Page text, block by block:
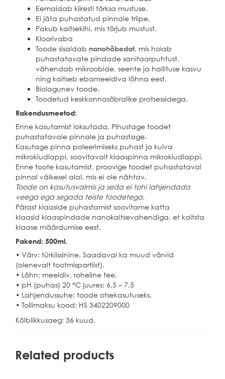
Eemaldab kiiresti tõrksa mustuse.
Ei jäta puhastatud pinnale triipe.
Pakub kaitsekihi, mis tõrjub mustust.
Kloorivaba
Toode sisaldab nanohõbedat, mis hoiab
puhastatavate pindade sanitaarpuhtust,
vähendab mikroobide, seente ja hallituse kasvu
ning kaitseb ebameeldiva lõhna eest.
Biolagunev toode.
Toodetud keskkonnasõbralike protsessidega.
Rakendusmeetod:
Enne kasutamist loksutada. Pihustage toodet
puhastatavale pinnale ja puhastage.
Kasutage pinna poleerimiseks puhast ja kuiva
mikrokiudlappi, soovitavalt klaaspinna mikrokiudlappi.
Enne toote kasutamist, proovige toodet puhastataval
pinnal väikesel alal, mis ei ole nähtav.
Toode on kasutusvalmis ja seda ei tohi lahjendada
veega ega segada teiste toodetega.
Pärast klaaside puhastamist soovitame katta
klaasid klaaspindade nanokaitsevahendiga, et kaitsta
klaase määrdumise eest.
Pakend: 500ml.
• Värv: türkiissinine. Saadaval ka muud värvid
(olenevalt tootmispartiist).
• Lõhn: meeldiv, roheline tee.
• pH (puhas) 20 °C juures: 6,5 – 7,5
• Lahjendussuhe: toode otsekasutuseks.
• Tollimaksu kood: HS 3402209000
Kõlblikkusaeg: 36 kuud.
Related products